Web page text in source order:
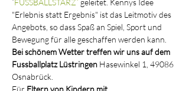
`FUSSBALLSTARZ´ geleitet. Kennys Idee
"Erlebnis statt Ergebnis" ist das Leitmotiv des
Angebots, so dass Spaß an Spiel, Sport und
Bewegung für alle geschaffen werden kann.
Bei schönem Wetter treffen wir uns auf dem
Fussballplatz Lüstringen Hasewinkel 1, 49086
Osnabrück.
Für Eltern von Kindern mit